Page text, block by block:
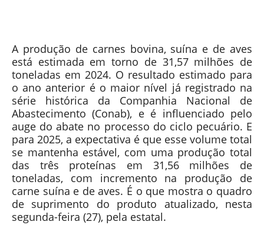
A produção de carnes bovina, suína e de aves
está estimada em torno de 31,57 milhões de
toneladas em 2024. O resultado estimado para
o ano anterior é o maior nível já registrado na
série histórica da Companhia Nacional de
Abastecimento (Conab), e é influenciado pelo
auge do abate no processo do ciclo pecuário. E
para 2025, a expectativa é que esse volume total
se mantenha estável, com uma produção total
das três proteínas em 31,56 milhões de
toneladas, com incremento na produção de
carne suína e de aves. É o que mostra o quadro
de suprimento do produto atualizado, nesta
segunda-feira (27), pela estatal.